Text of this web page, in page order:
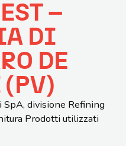
–
DI
DE
(PV)
divisione Refining
Prodotti utilizzati